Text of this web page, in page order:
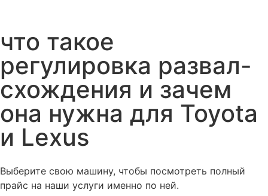
что такое
регулировка развал-
схождения и зачем
она нужна для Toyota
и Lexus
Выберите свою машину, чтобы посмотреть полный
прайс на наши услуги именно по ней.